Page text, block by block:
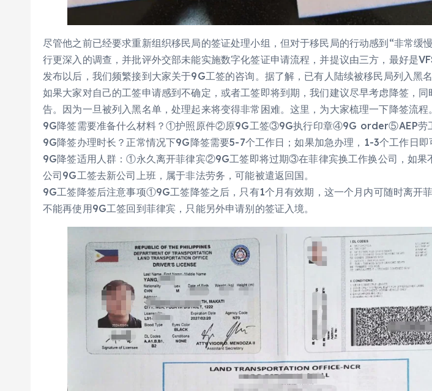
尽管他之前已经要求重新组织移民局的签证处理小组，但对于移民局的行动感到“非常缓
行更深入的调查，并批评外交部未能实施数字化签证申请流程，并提议由三方，最好是
发布以后，我们频繁接到大家关于9G工签的咨询。据了解，已有人陆续被移民局列入黑名
如果大家对自己的工签申请感到不确定，或者工签即将到期，我们建议尽早考虑降签，
告。因为一旦被列入黑名单，处理起来将变得非常困难。这里，为大家梳理一下降签流程。
9G降签需要准备什么材料？①护照原件②原9G工签③9G执行印章④9G order⑤AEP
9G降签办理时长？正常情况下9G降签需要5-7个工作日；如果加急办理，1-3个工作日即
9G降签适用人群：①永久离开菲律宾②9G工签即将过期③在菲律宾换工作换公司，如果
公司9G工签去新公司上班，属于非法劳务，可能被遣返回国。
9G工签降签后注意事项①9G工签降签之后，只有1个月有效期，这一个月内可随时离开
不能再使用9G工签回到菲律宾，只能另外申请别的签证入境。